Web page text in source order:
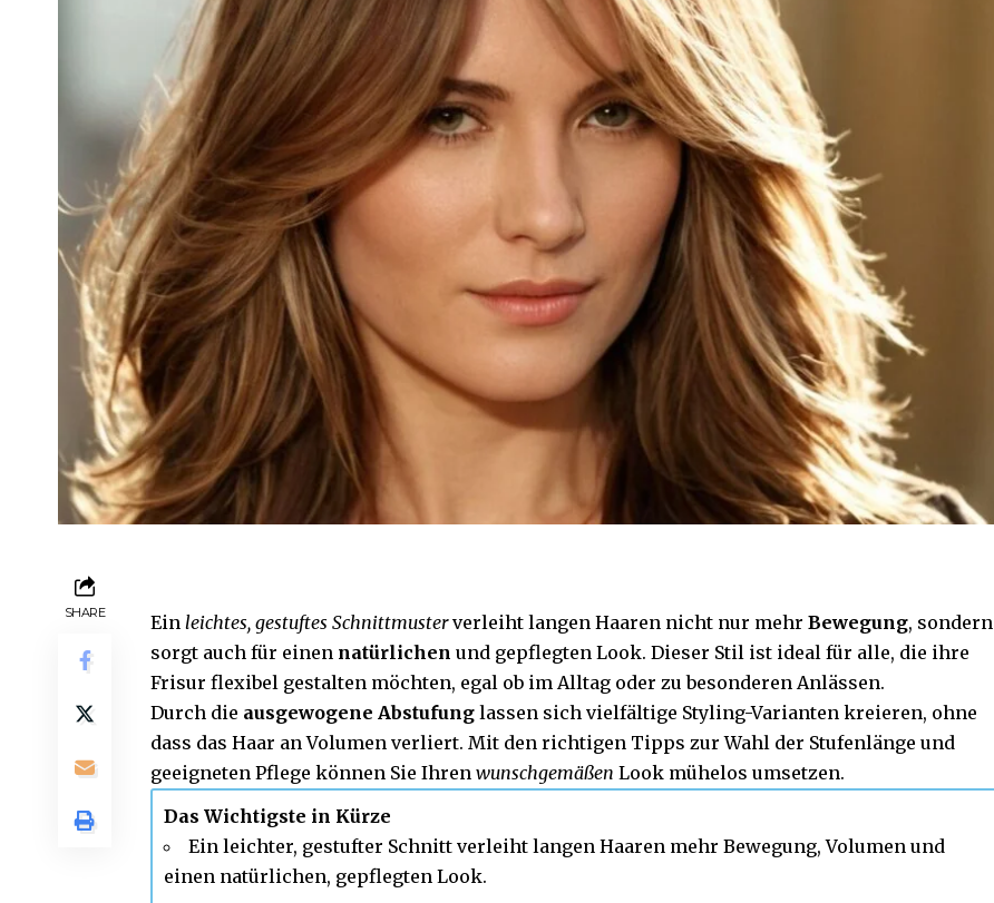
SHARE Einleichtes, gestuftes Schnittmusterverleiht langen Haaren nicht nur mehrBewegung, sondern
sorgt auch für einen natürlichen und gepflegten Look. Dieser Stil ist ideal für alle, die ihre
Frisur flexibel gestalten möchten, egal ob im Alltag oder zu besonderen Anlässen.
Durch die ausgewogene Abstufung lassen sich vielfältige Styling-Varianten kreieren, ohne
dass das Haar an Volumen verliert. Mit den richtigen Tipps zur Wahl der Stufenlänge und
geeigneten Pflege können Sie Ihrenwunschgemäßen Look mühelos umsetzen.
Das Wichtigste in Kürze
Ein leichter, gestufter Schnitt verleiht langen Haaren mehr Bewegung, Volumen und
einen natürlichen, gepflegten Look.